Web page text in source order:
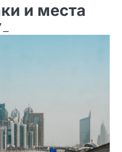
и места